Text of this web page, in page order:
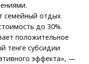
семейный отдых
до 30%.
положительное
тенге субсидии
эффекта», —